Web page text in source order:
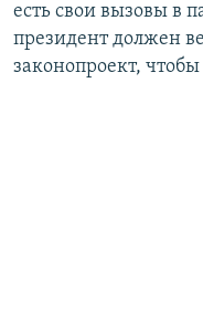
есть свои вызовы в
президент должен
законопроект,